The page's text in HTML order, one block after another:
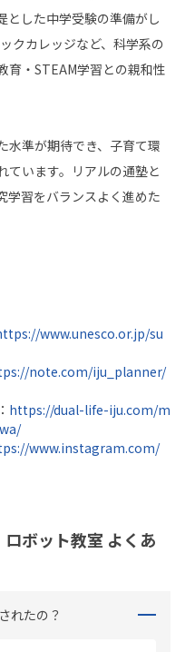
とした中学受験の準備がし
クカレッジなど、科学系の
育・STEAM学習との親和性
水準が期待でき、子育て環
ています。リアルの通塾と
学習をバランスよく進めた
www.unesco.or.jp/su
note.com/iju_planner/
https://dual-life-iju.com/m
www.instagram.com/
ボット教室 よくあ
れたの？